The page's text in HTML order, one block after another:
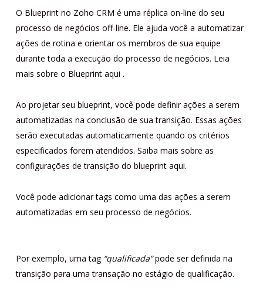
O Blueprint no Zoho CRM é uma réplica on-line do seu
processo de negócios off-line. Ele ajuda você a automatizar
ações de rotina e orientar os membros de sua equipe
durante toda a execução do processo de negócios. Leia
mais sobre o Blueprint aqui .
Ao projetar seu blueprint, você pode definir ações a serem
automatizadas na conclusão de sua transição. Essas ações
serão executadas automaticamente quando os critérios
especificados forem atendidos. Saiba mais sobre as
configurações de transição do blueprint aqui.
Você pode adicionar tags como uma das ações a serem
automatizadas em seu processo de negócios.
Por exemplo, uma tag “qualificada”pode ser definida na
transição para uma transação no estágio de qualificação.